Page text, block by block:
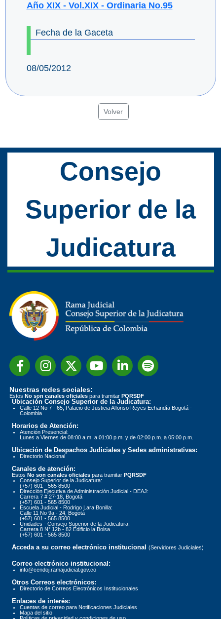
Año XIX - Vol.XIX - Ordinaria No.95
Fecha de la Gaceta
08/05/2012
Volver
Consejo
Superior de la
Judicatura
Nuestras redes sociales:
Estos No son canales oficiales para tramitar PQRSDF
Ubicación Consejo Superior de la Judicatura:
Calle 12 No 7 - 65, Palacio de Justicia Alfonso Reyes Echandía Bogotá -
Colombia
Horarios de Atención:
Atención Presencial:
Lunes a Viernes de 08:00 a.m. a 01:00 p.m. y de 02:00 p.m. a 05:00 p.m.
Ubicación de Despachos Judiciales y Sedes administrativas:
Directorio Nacional
Canales de atención:
Estos No son canales oficiales para tramitar PQRSDF
Consejo Superior de la Judicatura:
(+57) 601 - 565 8500
Dirección Ejecutiva de Administración Judicial - DEAJ:
Carrera 7 # 27-18, Bogotá
(+57) 601 - 565 8500
Escuela Judicial - Rodrigo Lara Bonilla:
Calle 11 No 9a - 24, Bogotá
(+57) 601 - 565 8500
Unidades - Consejo Superior de la Judicatura:
Carrera 8 N° 12b - 82 Edificio la Bolsa
(+57) 601 - 565 8500
Acceda a su correo electrónico institucional (Servidores Judiciales)
Correo electrónico institucional:
info@cendoj.ramajudicial.gov.co
Otros Correos electrónicos:
Directorio de Correos Electrónicos Institucionales
Enlaces de interés:
Cuentas de correo para Notificaciones Judiciales
Mapa del sitio